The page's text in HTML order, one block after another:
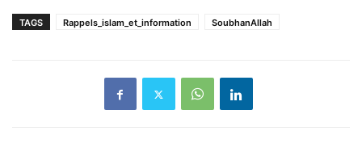
TAGS Rappels_islam_et_information SoubhanAllah